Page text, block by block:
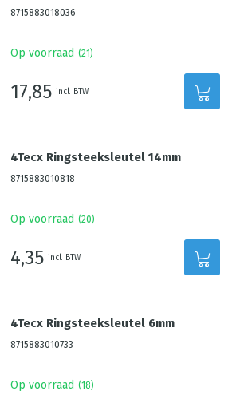
8715883018036
Op voorraad (21 )
17,85 incl. BTW
4Tecx Ringsteeksleutel 14mm
8715883010818
Op voorraad (20)
4,35 incl. BTW
4Tecx Ringsteeksleutel 6mm
8715883010733
Op voorraad (18)